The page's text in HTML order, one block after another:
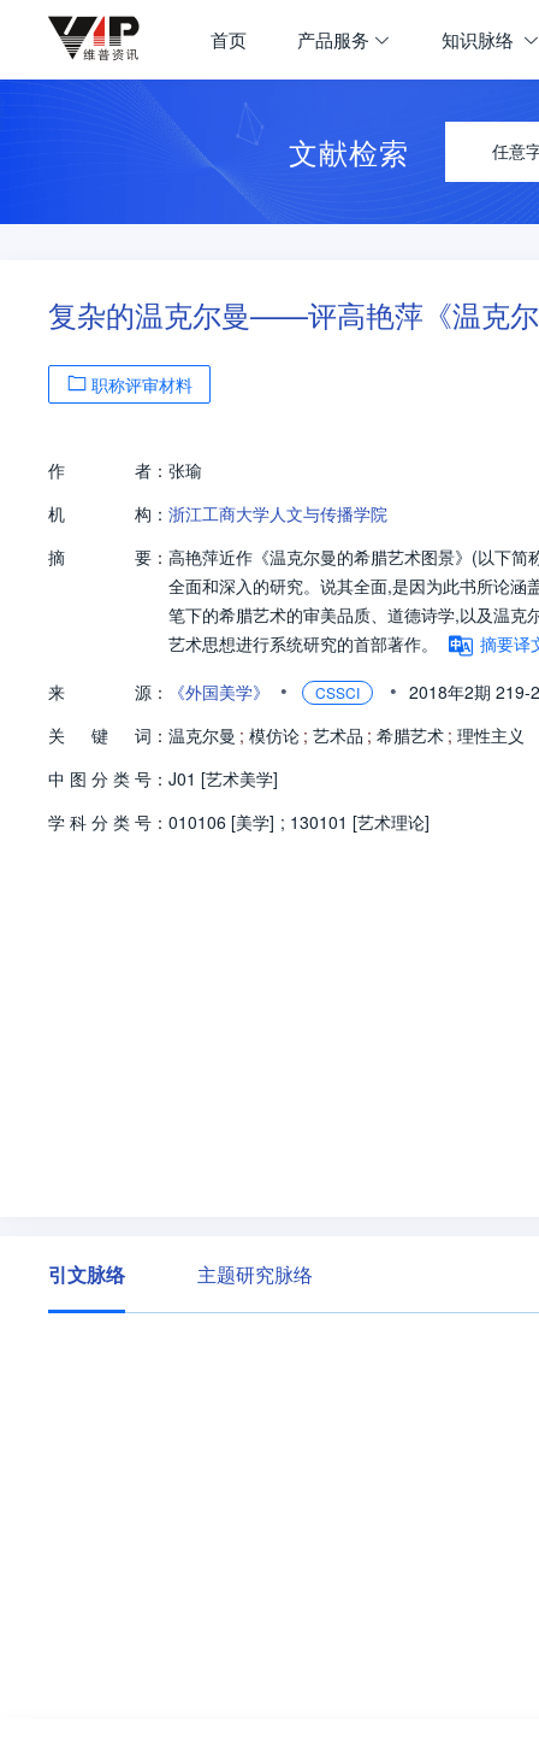
首页 产品服务 知识脉络
文献检索 任意
复杂的温克尔曼——评高艳萍《温克
职称评审材料
作 者： 张瑜
机
构： 浙江工商大学人文与传播学院
摘
要： 高艳萍近作《温克尔曼的希腊艺术图景》(以下
全面和深入的研究。说其全面,是因为此书所论
笔下的希腊艺术的审美品质、道德诗学,以及温
艺术思想进行系统研究的首部著作。
摘要译
来
源： 《外国美学》 • CSSCI • 2018年2期 219-
关
键 词： 温克尔曼 ; 模仿论 ; 艺术品 ; 希腊艺术 ; 理性主义
中 图 分 类 号： J01 [艺术美学]
学 科 分 类 号： 010106 [美学] ; 130101 [艺术理论]
引文脉络 主题研究脉络